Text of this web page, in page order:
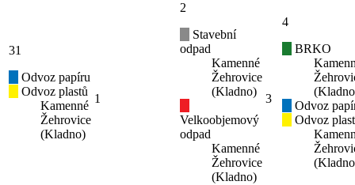
31
Odvoz papíru
Odvoz plastů
Kamenné
Žehrovice
(Kladno)
1
2
Stavební
odpad
Kamenné
Žehrovice
(Kladno)
Velkoobjemový
odpad
Kamenné
Žehrovice
(Kladno)
3
4
BRKO
Odvoz
Odvoz